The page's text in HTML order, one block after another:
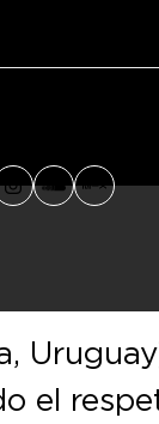
Instagram
el